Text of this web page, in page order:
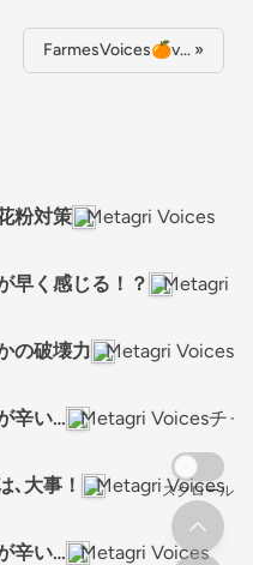
FarmesVoices🍊v… »
粉対策 Metagri Voices
早く感じる！？ Metagri
の破壊力 Metagri Voices
辛い… Metagri Voicesチャ
､大事！ Metagri Voices
辛い… Metagri Voices
スクロール